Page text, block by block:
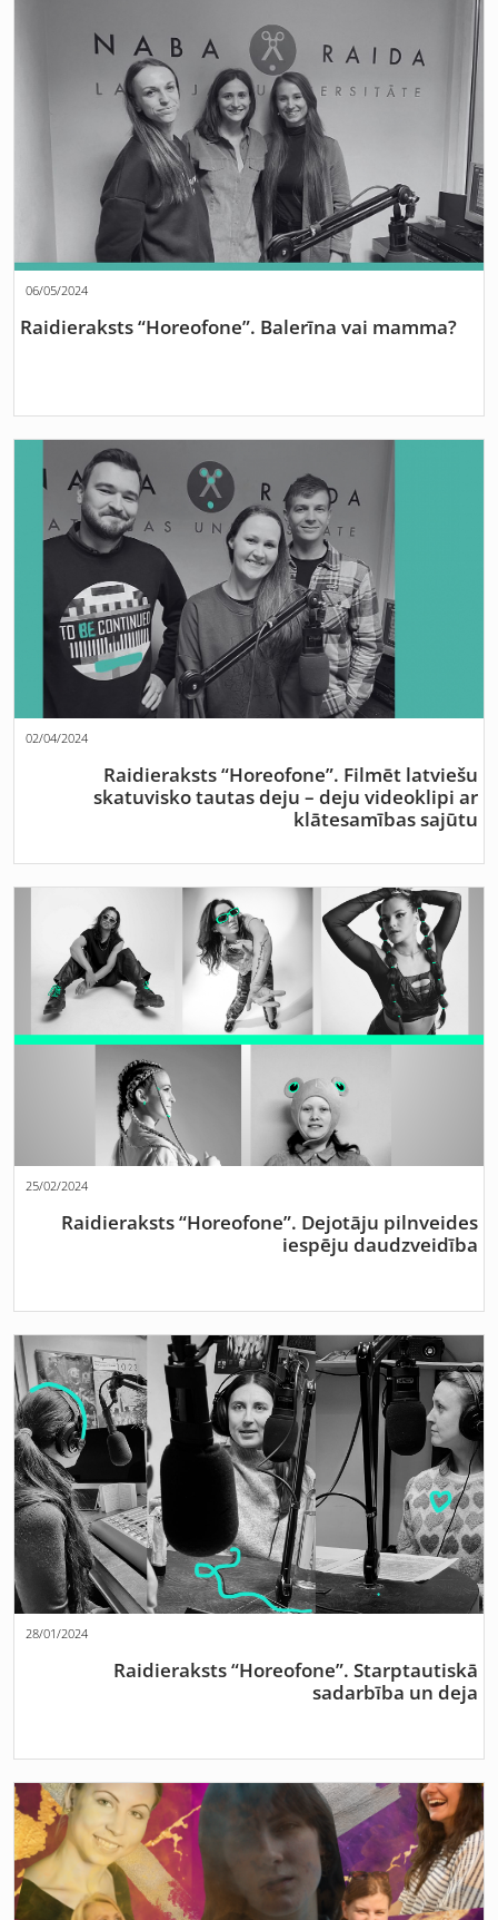
06/05/2024
Raidieraksts “Horeofone”. Balerīna vai mamma?
02/04/2024
Raidieraksts “Horeofone”. Filmēt latviešu
skatuvisko tautas deju – deju videoklipi ar
klātesamības sajūtu
25/02/2024
Raidieraksts “Horeofone”. Dejotāju pilnveides
iespēju daudzveidība
28/01/2024
Raidieraksts “Horeofone”. Starptautiskā
sadarbība un deja